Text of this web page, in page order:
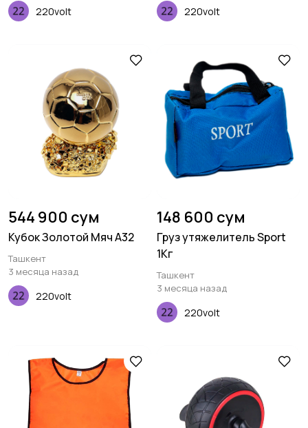
220volt 220volt
544 900 сум
Кубок Золотой Мяч A32
Ташкент
3 месяца назад
220volt
148 600 сум
Груз утяжелитель Sport
1Кг
Ташкент
3 месяца назад
220volt